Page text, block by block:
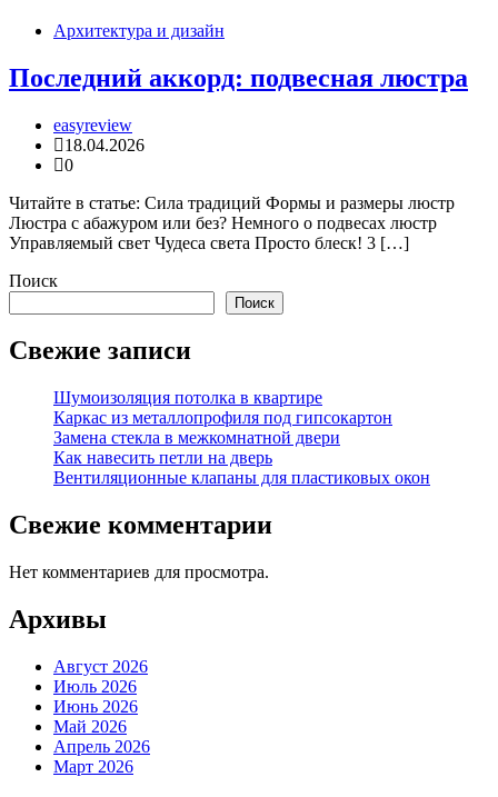
Архитектура и дизайн
Последний аккорд: подвесная люстра
easyreview
18.04.2026
0
Читайте в статье: Сила традиций Формы и размеры люстр
Люстра с абажуром или без? Немного о подвесах люстр
Управляемый свет Чудеса света Просто блеск! 3 […]
Поиск
Поиск
Свежие записи
Шумоизоляция потолка в квартире
Каркас из металлопрофиля под гипсокартон
Замена стекла в межкомнатной двери
Как навесить петли на дверь
Вентиляционные клапаны для пластиковых окон
Свежие комментарии
Нет комментариев для просмотра.
Архивы
Август 2026
Июль 2026
Июнь 2026
Май 2026
Апрель 2026
Март 2026